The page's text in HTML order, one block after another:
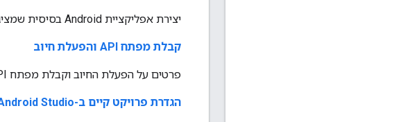
יצירת אפליקציית Android בסיסית שמציגה מפה
קבלת מפתח API והפעלת חיוב
פרטים על הפעלת החיוב וקבלת מפתח API, שניהם נדרשים כדי להוסיף מפה לאפליקציה.
הגדרת פרויקט קיים ב-Android Studio